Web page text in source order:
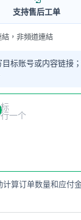
支持售后工单
，非頻道連結
标账号或内容链接
算订单数量和应付